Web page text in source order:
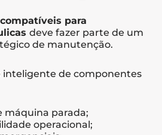
para
deve fazer parte de um
de manutenção.
de componentes
máquina parada;
operacional;